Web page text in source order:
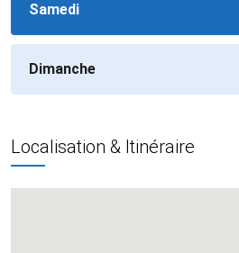
Samedi
Dimanche
Localisation & Itinéraire